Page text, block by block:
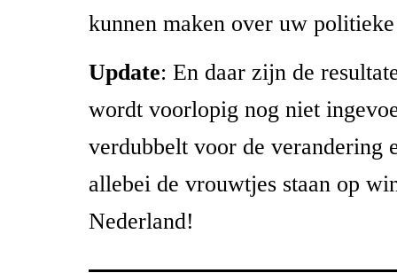
kunnen maken over uw
Update: En daar zijn de
wordt voorlopig nog niet
verdubbelt voor de verandering
allebei de vrouwtjes staan op
Nederland!